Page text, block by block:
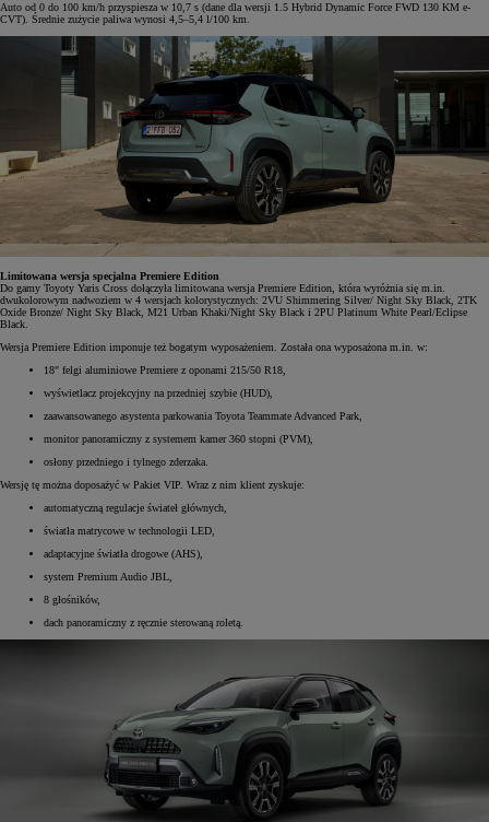
Auto od 0 do 100 km/h przyspiesza w 10,7 s (dane dla wersji 1.5 Hybrid Dynamic Force FWD 130 KM e-
CVT). Średnie zużycie paliwa wynosi 4,5–5,4 l/100 km.
Limitowana wersja specjalna Premiere Edition
Do gamy Toyoty Yaris Cross dołączyła limitowana wersja Premiere Edition, która wyróżnia się m.in.
dwukolorowym nadwoziem w 4 wersjach kolorystycznych: 2VU Shimmering Silver/ Night Sky Black, 2TK
Oxide Bronze/ Night Sky Black, M21 Urban Khaki/Night Sky Black i 2PU Platinum White Pearl/Eclipse
Black.
Wersja Premiere Edition imponuje też bogatym wyposażeniem. Została ona wyposażona m.in. w:
18" felgi aluminiowe Premiere z oponami 215/50 R18,
wyświetlacz projekcyjny na przedniej szybie (HUD),
zaawansowanego asystenta parkowania Toyota Teammate Advanced Park,
monitor panoramiczny z systemem kamer 360 stopni (PVM),
osłony przedniego i tylnego zderzaka.
Wersję tę można doposażyć w Pakiet VIP. Wraz z nim klient zyskuje:
automatyczną regulacje świateł głównych,
światła matrycowe w technologii LED,
adaptacyjne światła drogowe (AHS),
system Premium Audio JBL,
8 głośników,
dach panoramiczny z ręcznie sterowaną roletą.